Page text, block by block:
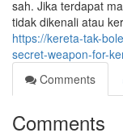
sah. Jika terdapat
tidak dikenali atau
https://kereta-tak-
secret-weapon-for-
Comments
Comments